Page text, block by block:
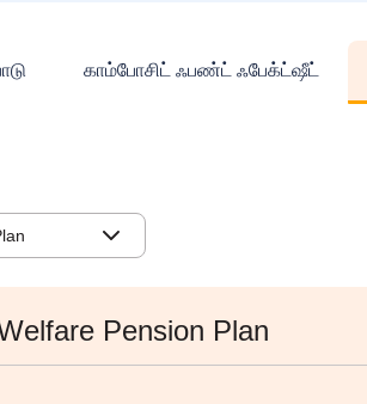
காம்போசிட் ஃபண்ட் ஃபேக்ட்ஷீட்
Pension Plan